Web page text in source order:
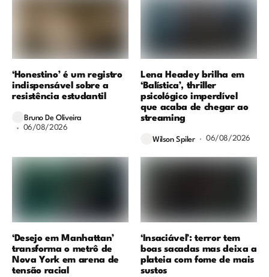
‘Honestino’ é um registro
indispensável sobre a
resistência estudantil
Bruno De Oliveira
06/08/2026
Lena Headey brilha em
‘Balística’, thriller
psicológico imperdível
que acaba de chegar ao
streaming
Wilson Spiler 06/08/2026
‘Desejo em Manhattan’
transforma o metrô de
Nova York em arena de
tensão racial
‘Insaciável’: terror tem
boas sacadas mas deixa a
plateia com fome de mais
sustos